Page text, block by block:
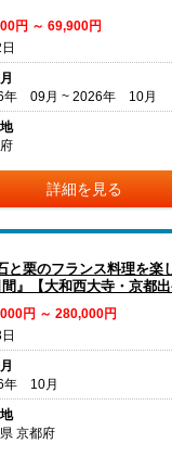
円 ～ 69,900円
年 09月 ~ 2026年 10月
詳細を見る
と栗のフランス料理を楽
』【大和西大寺・京都
円 ～ 280,000円
年 10月
京都府